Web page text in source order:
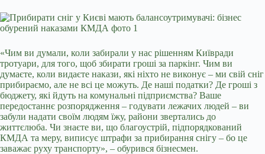
«Чим ви думали, коли забирали у нас рішенням Київради
тротуари, для того, щоб збирати гроші за паркінг. Чим ви
думаєте, коли видаєте накази, які ніхто не виконує – ми свій сніг
прибираємо, але не всі це можуть. Де наші податки? Де гроші з
бюджету, які йдуть на комунальні підприємства? Ваше
передостаннє розпорядження – годувати лежачих людей – ви
забули надати своїм людям їжу, райони звертались до
життєлюба. Чи знаєте ви, що благоустрій, підпорядкований
КМДА та меру, виписує штрафи за прибирання снігу – бо це
заважає руху транспорту», – обурився бізнесмен.